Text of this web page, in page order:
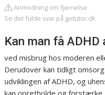
Anmodning om fjernelse
Se det fulde svar på gotutor.dk
Kan man få
ved misbrug hos moderen
Derudover kan tidligt
udviklingen af ADHD, og